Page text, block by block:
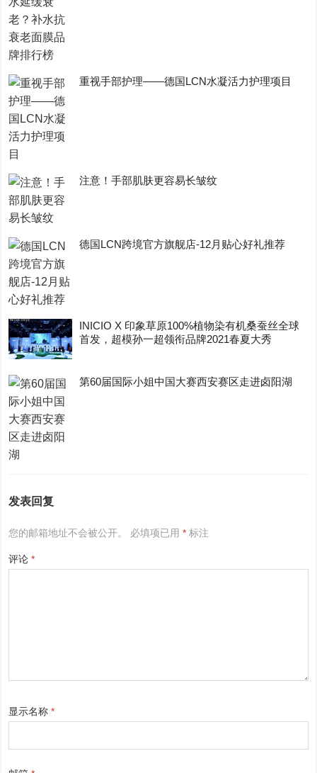
重视手部护理——德国LCN水凝活力护理项目
注意！手部肌肤更容易长皱纹
德国LCN跨境官方旗舰店-12月贴心好礼推荐
INICIO X 印象草原100%植物染有机桑蚕丝全球
首发，超模孙一超领衔品牌2021春夏大秀
第60届国际小姐中国大赛西安赛区走进卤阳湖
发表回复
您的邮箱地址不会被公开。 必填项已用* 标注
评论*
显示名称*